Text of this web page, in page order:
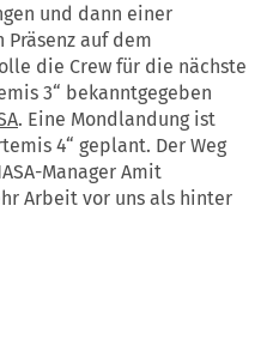
und dann einer
auf dem
die Crew für die nächste
3“ bekanntgegeben
. Eine Mondlandung ist
4“ geplant. Der Weg
Manager Amit
Arbeit vor uns als hinter